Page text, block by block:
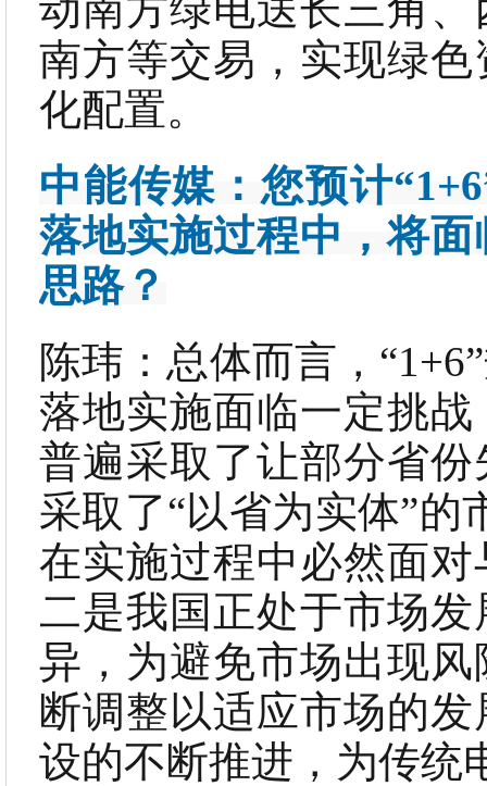
南方等交易，实现绿
化配置。
中能传媒：您预计
落地实施过程中，将
思路？
陈玮： 总体而言，
落地实施面临一定挑
普遍采取了让部分省
采取了“以省为实体”的
在实施过程中必然面
二是我国正处于市场
异，为避免市场出现
断调整以适应市场的
设的不断推进，为传统